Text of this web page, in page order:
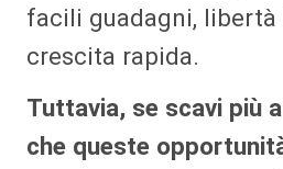
facili guadagni, libertà
crescita rapida.
Tuttavia, se scavi più
che queste